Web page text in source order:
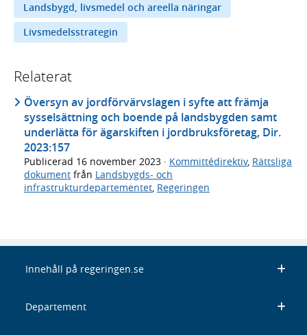
Landsbygd, livsmedel och areella näringar
Livsmedelsstrategin
Relaterat
Översyn av jordförvärvslagen i syfte att främja
sysselsättning och boende på landsbygden samt
underlätta för ägarskiften i jordbruksföretag, Dir.
2023:157
Publicerad 16 november 2023 · Kommittédirektiv, Rättsliga
dokument från Landsbygds- och
infrastrukturdepartementet Regeringen
Innehåll på regeringen.se
Departement